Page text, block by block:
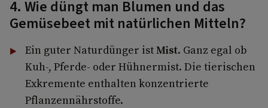
4. Wie düngt man Blumen und das
Gemüsebeet mit natürlichen Mitteln?
Ein guter Naturdünger istMist. Ganz egal ob
Kuh-, Pferde- oder Hühnermist. Die tierischen
Exkremente enthalten konzentrierte
Pflanzennährstoffe.